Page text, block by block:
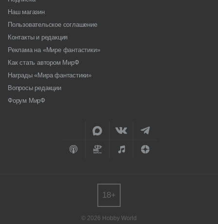
Наш магазин
Пользовательское соглашение
Контакты и редакция
Реклама на «Мире фантастики»
Как стать автором МирФ
Награды «Мира фантастики»
Вопросы редакции
Форум МирФ
© 2026 Hobby World
18+